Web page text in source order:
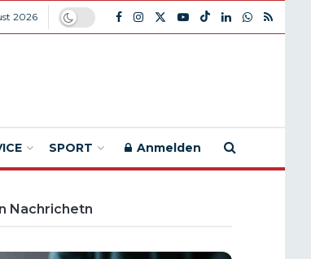
2026
SPORT Anmelden
Nachrichetn